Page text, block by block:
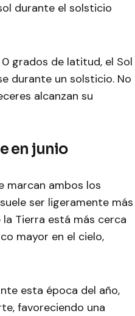
durante el solsticio
grados de latitud, el Sol
durante un solsticio. No
alcanzan su
en junio
marcan ambos los
ser ligeramente más
Tierra está más cerca
mayor en el cielo,
esta época del año,
favoreciendo una